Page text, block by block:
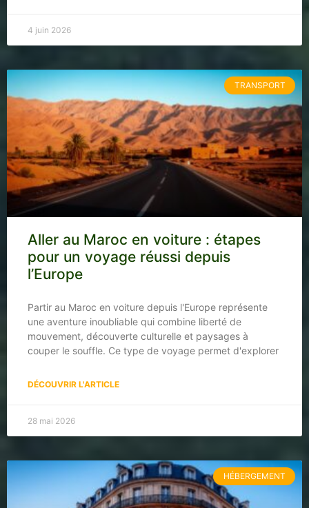
4 juin 2026
TRANSPORT
Aller au Maroc en voiture : étapes
pour un voyage réussi depuis
l’Europe
Partir au Maroc en voiture depuis l'Europe représente
une aventure inoubliable qui combine liberté de
mouvement, découverte culturelle et paysages à
couper le souffle. Ce type de voyage permet d'explorer
DÉCOUVRIR L'ARTICLE
28 mai 2026
HÉBERGEMENT